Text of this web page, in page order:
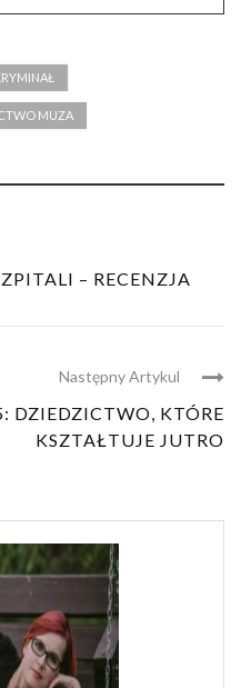
MUZA
– RECENZJA
Następny Artykul
DZIEDZICTWO, KTÓRE
KSZTAŁTUJE JUTRO